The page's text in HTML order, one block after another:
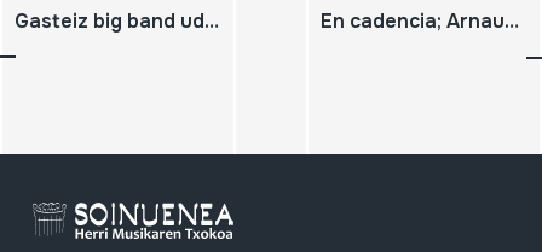
Gasteiz big band udal txistulari band melodías vascas 10.1 Jimmy Bidaurreta En cadencia; Arnaud Bibonne; Camille Raibaud; musique traditionnelle del landes de Gascogne à la boha et à violon